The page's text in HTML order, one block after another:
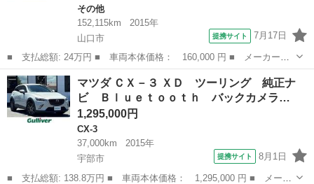
その他
152,115km
2015年
山口市
提携サイト 7月17日
■ 支払総額: 24万円 ■ 車両本体価格： 160,000 円 ■ メーカー
名： マツダ ■ 車種名： フレア ■ グレード名： ＨＳ ＴＶ
衝突被害軽減システム オートライト スマートキー アイドリング
ストップ シート...
山口 山口市 その他
マツダ ＣＸ－３ ＸＤ ツーリング 純正ナ
ビ Ｂｌｕｅｔｏｏｔｈ バックカメラ…
1,295,000円
CX-3
37,000km
2015年
宇部市
提携サイト 8月1日
■ 支払総額: 138.8万円 ■ 車両本体価格： 1,295,000 円 ■ メーカ